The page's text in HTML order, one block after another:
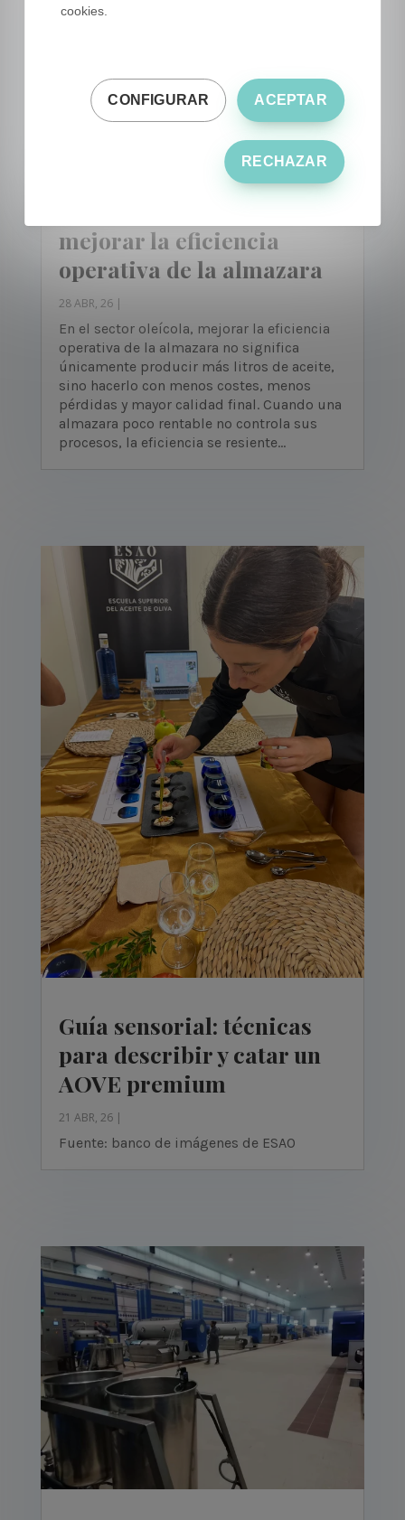
mejorar la eficiencia
operativa de la almazara
28 ABR, 26|
En el sector oleícola, mejorar la eficiencia
operativa de la almazara no significa
únicamente producir más litros de aceite,
sino hacerlo con menos costes, menos
pérdidas y mayor calidad final. Cuando una
almazara poco rentable no controla sus
procesos, la eficiencia se resiente...
Guía sensorial: técnicas
para describir y catar un
AOVE premium
21 ABR, 26|
Fuente: banco de imágenes de ESAO
cookies.
ACEPTAR
CONFIGURAR
RECHAZAR